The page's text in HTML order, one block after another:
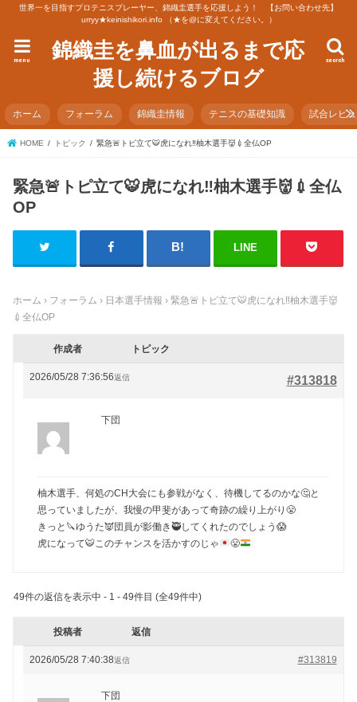
世界一を目指すプロテニスプレーヤー、錦織圭選手を応援しよう！ 【お問い合わせ先】
urryy★keinishikori.info （★を@に変えてください。）
錦織圭を鼻血が出るまで応
援し続けるブログ
search
menu
ホーム フォーラム 錦織圭情報 テニスの基礎知識 試合レビ
HOME トピック 緊急🚨トピ立て🐯虎になれ‼️柚木選手👹💉全仏OP
緊急🚨トピ立て🐯虎になれ‼️柚木選手👹💉全仏
OP
LINE
ホーム › フォーラム › 日本選手情報 › 緊急🚨トピ立て🐯虎になれ‼️柚木選手👹
💉全仏OP
作成者 トピック
2026/05/28 7:36:56 #313818
返信
下団
柚木選手、何処のCH大会にも参戦がなく、待機してるのかな🤔と
思っていましたが、我慢の甲斐があって奇跡の繰り上がり😤
きっと🔪ゆうた👿団員が影働き🥷してくれたのでしょう😱
虎になって🐯このチャンスを活かすのじゃ 😤
49件の返信を表示中 - 1 - 49件目 (全49件中)
投稿者 返信
2026/05/28 7:40:38 #313819
返信
下団